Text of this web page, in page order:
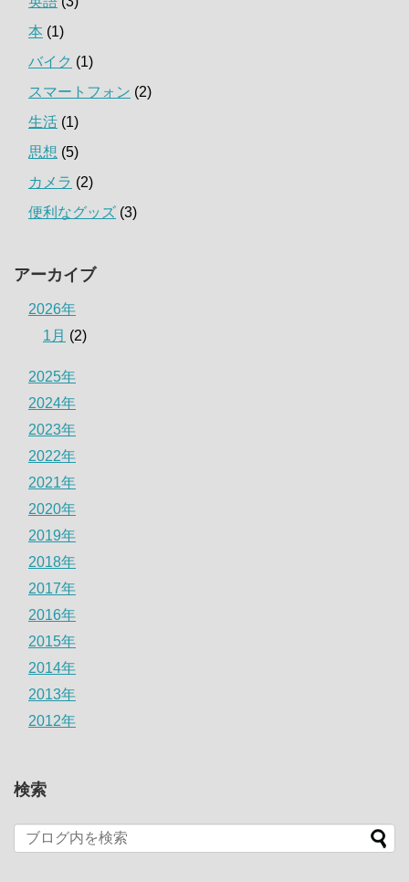
本 (1)
バイク (1)
スマートフォン (2)
生活 (1)
思想 (5)
カメラ (2)
便利なグッズ (3)
アーカイブ
2026年
1月 (2)
2025年
2024年
2023年
2022年
2021年
2020年
2019年
2018年
2017年
2016年
2015年
2014年
2013年
2012年
検索